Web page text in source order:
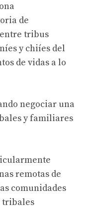
de
tribus
y chiíes del
de vidas a lo
negociar una
y familiares
remotas de
comunidades
tribales